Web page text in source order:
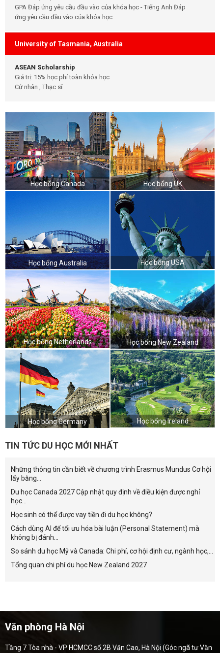
GPA Đáp ứng yêu cầu đầu vào của khóa học - Tiếng Anh Đáp
ứng yêu cầu đầu vào của khóa học
University of Tasmania, Australia
ASEAN Scholarship
Giá trị: 15% học phí toàn khóa học
Cử nhân , Thạc sĩ
Học bổng Canada Học bổng UK
Học bổng Australia Học bổng USA
Học bổng Netherlands Học bổng New Zealand
Học bổng Germany Học bổng Ireland
TIN TỨC DU HỌC MỚI NHẤT
Những thông tin cần biết về chương trình Erasmus Mundus Cơ hội
lấy bằng...
Du học Canada 2027 Cập nhật quy định về điều kiện được nghỉ
học...
Học sinh có thể được vay tiền đi du học không?
Cách dùng AI để tối ưu hóa bài luận (Personal Statement) mà
không bị đánh...
So sánh du học Mỹ và Canada: Chi phí, cơ hội định cư, ngành học,...
Tổng quan chi phí du học New Zealand 2027
Văn phòng Hà Nội
Tầng 7 Tòa nhà - VP HCMCC số 2B Văn Cao, Hà Nội (Góc ngã tư Văn